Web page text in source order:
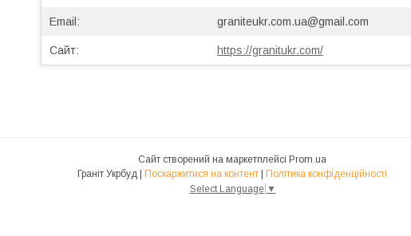
graniteukr.com.ua@gmail.com
https://granitukr.com/
Сайт створений на маркетплейсі Prom.ua
Поскаржитися на контент
Політика конфіденційності
Select Language ▼